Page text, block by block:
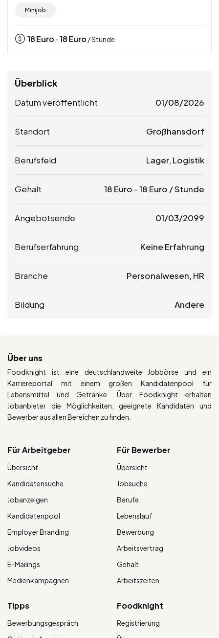
Minijob
18Euro -18Euro / Stunde
Überblick
Datum veröffentlicht 01/08/2026
Standort Großhansdorf
Berufsfeld Lager, Logistik
Gehalt 18 Euro -18 Euro / Stunde
Angebotsende 01/03/2099
Berufserfahrung Keine Erfahrung
Branche Personalwesen, HR
Bildung Andere
Über uns
Foodknight ist eine deutschlandweite Jobbörse und ein
Karriereportal mit einem großen Kandidatenpool für
Lebensmittel und Getränke. Über Foodknight erhalten
Jobanbieter die Möglichkeiten, geeignete Kandidaten und
Bewerber aus allen Bereichen zu finden.
Für Arbeitgeber
Übersicht
Kandidatensuche
Jobanzeigen
Kandidatenpool
Employer Branding
Jobvideos
E-Mailings
Medienkampagnen
Für Bewerber
Übersicht
Jobsuche
Berufe
Lebenslauf
Bewerbung
Arbeitsvertrag
Gehalt
Arbeitszeiten
Tipps
Bewerbungsgespräch
Foodknight
Registrierung